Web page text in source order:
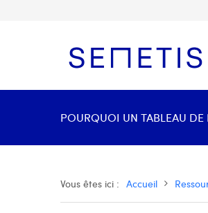
POURQUOI UN TABLEAU DE
Vous êtes ici : Accueil